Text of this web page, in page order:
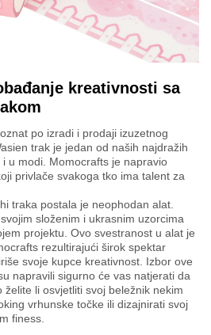
kreativnosti sa
po izradi i prodaji izuzetnog
trak je jedan od naših najdražih
u modi. Momocrafts je napravio
privlače svakoga tko ima talent za
traka postala je neophodan alat.
složenim i ukrasnim uzorcima
projektu. Ovo svestranost u alat je
rezultirajući širok spektar
svoje kupce kreativnost. Izbor ove
napravili sigurno će vas natjerati da
li osvjetliti svoj beležnik nekim
vrhunske točke ili dizajnirati svoj
finess.